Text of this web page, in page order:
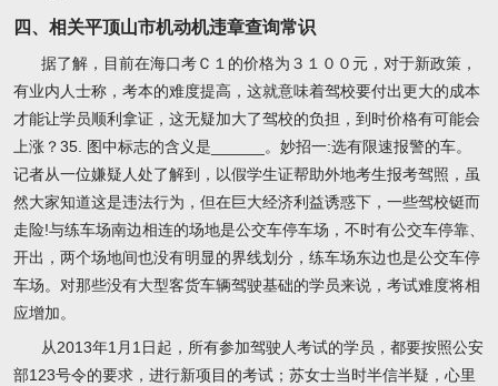
四、相关平顶山市机动机违章查询常识
据了解，目前在海口考Ｃ１的价格为３１００元，对于新政策，
有业内人士称，考本的难度提高，这就意味着驾校要付出更大的成本
才能让学员顺利拿证，这无疑加大了驾校的负担，到时价格有可能会
上涨？35. 图中标志的含义是______。妙招一:选有限速报警的车。
记者从一位嫌疑人处了解到，以假学生证帮助外地考生报考驾照，虽
然大家知道这是违法行为，但在巨大经济利益诱惑下，一些驾校铤而
走险!与练车场南边相连的场地是公交车停车场，不时有公交车停靠、
开出，两个场地间也没有明显的界线划分，练车场东边也是公交车停
车场。对那些没有大型客货车辆驾驶基础的学员来说，考试难度将相
应增加。
从2013年1月1日起，所有参加驾驶人考试的学员，都要按照公安
部123号令的要求，进行新项目的考试；苏女士当时半信半疑，心里